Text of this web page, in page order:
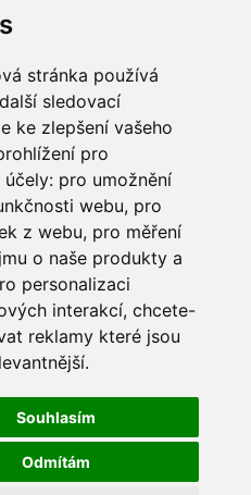
stránka používá
sledovací
ke zlepšení vašeho
pro
účely: pro umožnění
webu, pro
z webu, pro měření
o naše produkty a
personalizaci
interakcí, chcete-
reklamy které jsou
.
Souhlasím
Odmítám
/2025 >>
RSS
zdrojů
1699059
47955
797